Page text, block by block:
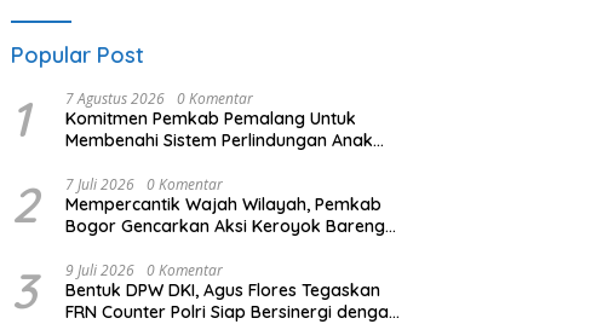
Popular Post
1 7 Agustus 2026 0 Komentar
Komitmen Pemkab Pemalang Untuk
Membenahi Sistem Perlindungan Anak
2 7 Juli 2026 0 Komentar
Mempercantik Wajah Wilayah, Pemkab
Bogor Gencarkan Aksi Keroyok Bareng
3 9 Juli 2026 0 Komentar
Bentuk DPW DKI, Agus Flores Tegaskan
FRN Counter Polri Siap Bersinergi dengan